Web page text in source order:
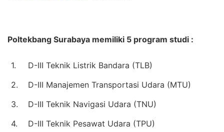
Poltekbang Surabaya memiliki 5 program studi :
1.
D-III Teknik Listrik Bandara (TLB)
2.
D-III Manajemen Transportasi Udara (MTU)
3.
D-III Teknik Navigasi Udara (TNU)
4.
D-III Teknik Pesawat Udara (TPU)